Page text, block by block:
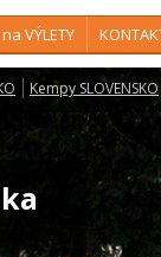
VÝLETY
Kempy SLOVENSKO